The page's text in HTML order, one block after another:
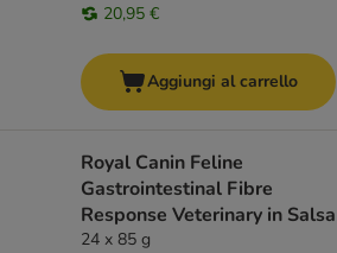
20,95 €
Aggiungi al carrello
Royal Canin Feline
Gastrointestinal Fibre
Response Veterinary in Salsa
24 x 85 g